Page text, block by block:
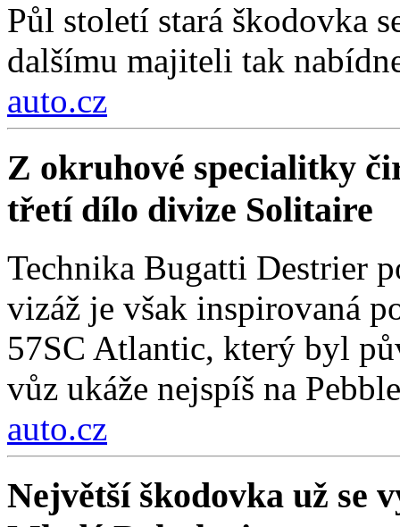
Půl století stará škodovka
dalšímu majiteli tak
auto.cz
Z okruhové specialitky
třetí dílo divize Solitaire
Technika Bugatti Destrier
vizáž je však inspirovaná
57SC Atlantic, který byl
vůz ukáže nejspíš na
auto.cz
Největší škodovka už se